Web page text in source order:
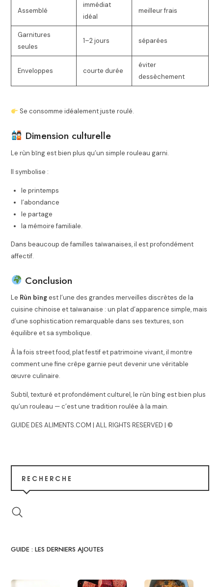
Assemblé
immédiat
idéal
meilleur frais
Garnitures
seules
1–2 jours séparées
Enveloppes courte durée
éviter
dessèchement
Se consomme idéalement juste roulé.
Dimension culturelle
Le rùn bǐng est bien plus qu’un simple rouleau garni.
Il symbolise :
le printemps
l’abondance
le partage
la mémoire familiale.
Dans beaucoup de familles taïwanaises, il est profondément
affectif.
Conclusion
Le Rùn bǐngest l’une des grandes merveilles discrètes de la
cuisine chinoise et taïwanaise : un plat d’apparence simple, mais
d’une sophistication remarquable dans ses textures, son
équilibre et sa symbolique.
À la fois street food, plat festif et patrimoine vivant, il montre
comment une fine crêpe garnie peut devenir une véritable
œuvre culinaire.
Subtil, texturé et profondément culturel, le rùn bǐng est bien plus
qu’un rouleau — c’est une tradition roulée à la main.
GUIDE DES ALIMENTS.COM | ALL RIGHTS RESERVED | ©
RECHERCHE
GUIDE : LES DERNIERS AJOUTES